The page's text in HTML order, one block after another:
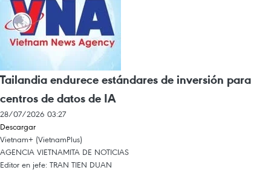
Tailandia endurece estándares de inversión para
centros de datos de IA
28/07/2026 03:27
Descargar
Vietnam+ (VietnamPlus)
AGENCIA VIETNAMITA DE NOTICIAS
Editor en jefe: TRAN TIEN DUAN